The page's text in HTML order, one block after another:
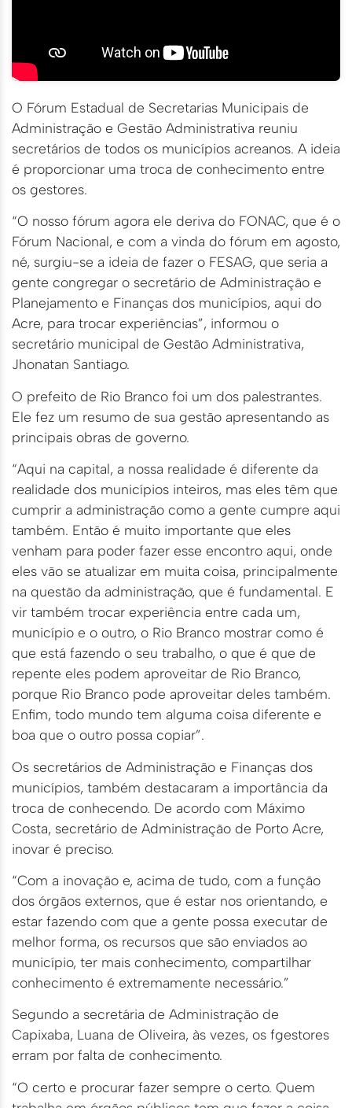
O Fórum Estadual de Secretarias Municipais de
Administração e Gestão Administrativa reuniu
secretários de todos os municípios acreanos. A ideia
é proporcionar uma troca de conhecimento entre
os gestores.
“O nosso fórum agora ele deriva do FONAC, que é o
Fórum Nacional, e com a vinda do fórum em agosto,
né, surgiu-se a ideia de fazer o FESAG, que seria a
gente congregar o secretário de Administração e
Planejamento e Finanças dos municípios, aqui do
Acre, para trocar experiências”, informou o
secretário municipal de Gestão Administrativa,
Jhonatan Santiago.
O prefeito de Rio Branco foi um dos palestrantes.
Ele fez um resumo de sua gestão apresentando as
principais obras de governo.
“Aqui na capital, a nossa realidade é diferente da
realidade dos municípios inteiros, mas eles têm que
cumprir a administração como a gente cumpre aqui
também. Então é muito importante que eles
venham para poder fazer esse encontro aqui, onde
eles vão se atualizar em muita coisa, principalmente
na questão da administração, que é fundamental. E
vir também trocar experiência entre cada um,
município e o outro, o Rio Branco mostrar como é
que está fazendo o seu trabalho, o que é que de
repente eles podem aproveitar de Rio Branco,
porque Rio Branco pode aproveitar deles também.
Enfim, todo mundo tem alguma coisa diferente e
boa que o outro possa copiar”.
Os secretários de Administração e Finanças dos
municípios, também destacaram a importância da
troca de conhecendo. De acordo com Máximo
Costa, secretário de Administração de Porto Acre,
inovar é preciso.
“Com a inovação e, acima de tudo, com a função
dos órgãos externos, que é estar nos orientando, e
estar fazendo com que a gente possa executar de
melhor forma, os recursos que são enviados ao
município, ter mais conhecimento, compartilhar
conhecimento é extremamente necessário.”
Segundo a secretária de Administração de
Capixaba, Luana de Oliveira, às vezes, os fgestores
erram por falta de conhecimento.
“O certo e procurar fazer sempre o certo. Quem